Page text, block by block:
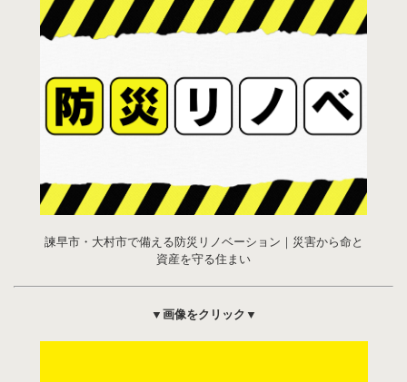
諫早市・大村市で備える防災リノベーション｜災害から命と
資産を守る住まい
▼画像をクリック▼